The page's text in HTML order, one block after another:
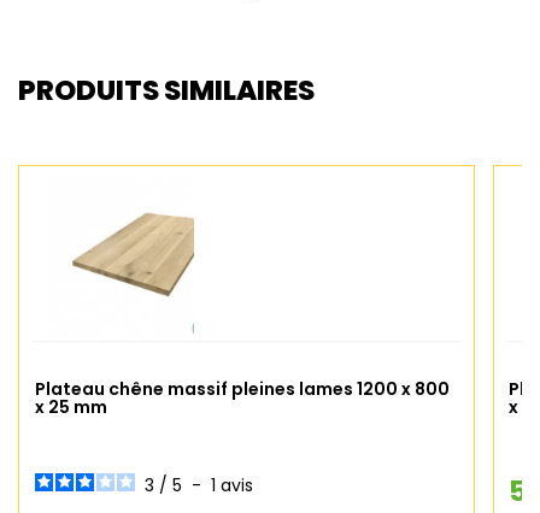
PRODUITS SIMILAIRES
Plateau chêne massif pleines lames 1200 x 800
x 25 mm
3 / 5 - 1 avis
x